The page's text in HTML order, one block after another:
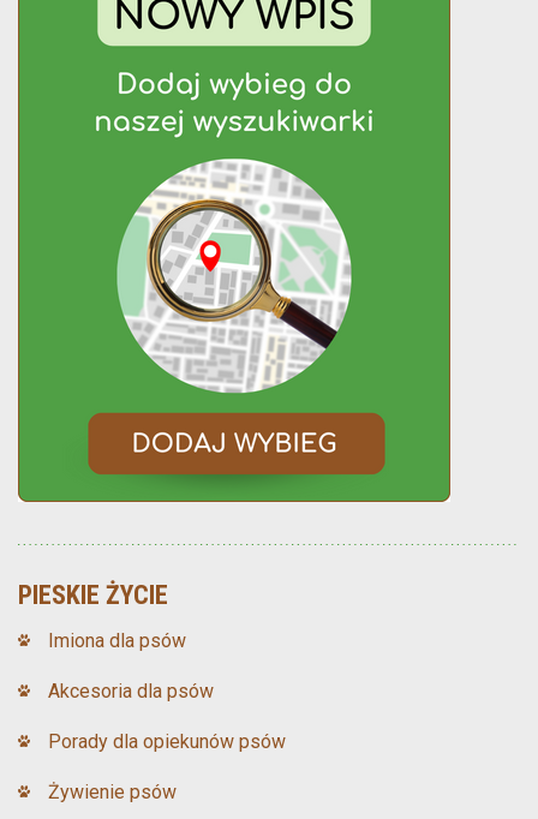
PIESKIE ŻYCIE
Imiona dla psów
Akcesoria dla psów
Porady dla opiekunów psów
Żywienie psów